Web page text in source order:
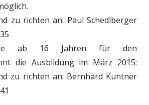
zu richten an: Paul Schedlberger
ab 16 Jahren für den
die Ausbildung im März 2015:
zu richten an: Bernhard Kuntner